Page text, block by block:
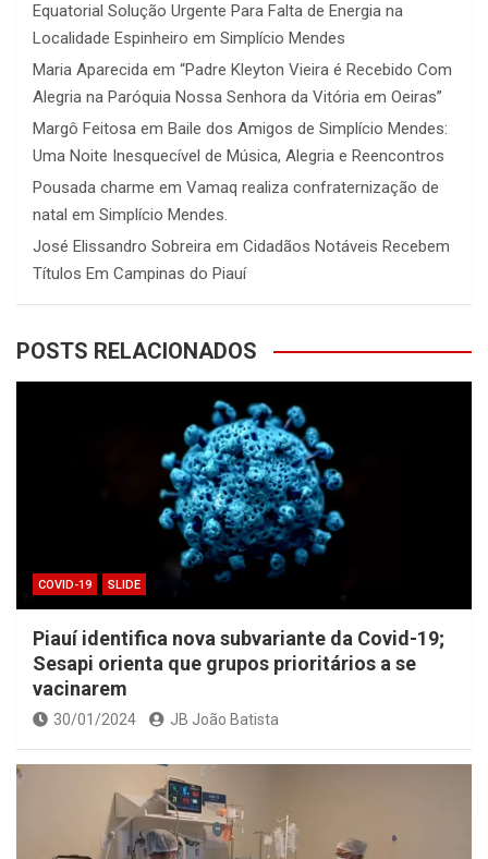
Equatorial Solução Urgente Para Falta de Energia na
Localidade Espinheiro em Simplício Mendes
Maria Aparecida em “Padre Kleyton Vieira é Recebido Com
Alegria na Paróquia Nossa Senhora da Vitória em Oeiras”
Margô Feitosa em Baile dos Amigos de Simplício Mendes:
Uma Noite Inesquecível de Música, Alegria e Reencontros
Pousada charme em Vamaq realiza confraternização de
natal em Simplício Mendes.
José Elissandro Sobreira em Cidadãos Notáveis Recebem
Títulos Em Campinas do Piauí
POSTS RELACIONADOS
COVID-19 SLIDE
Piauí identifica nova subvariante da Covid-19;
Sesapi orienta que grupos prioritários a se
vacinarem
30/01/2024 JB João Batista